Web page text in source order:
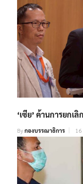
‘เซีย’ ค้านการยกเ
Byกองบรรณาธิการ